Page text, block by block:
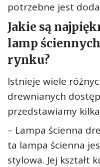
potrzebne jest
Jakie są
lamp
rynku?
Istnieje wiele
drewnianych
przedstawiamy
– Lampa ścienna
ta lampa ścienna
stylowa. Jej kształt